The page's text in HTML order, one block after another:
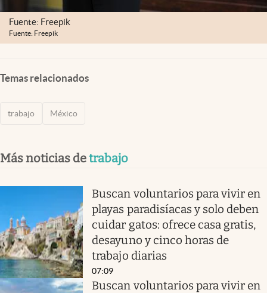
Fuente: Freepik
Fuente: Freepik
Temas relacionados
trabajo México
Más noticias detrabajo
Buscan voluntarios para vivir en
playas paradisíacas y solo deben
cuidar gatos: ofrece casa gratis,
desayuno y cinco horas de
trabajo diarias
07:09
Buscan voluntarios para vivir en